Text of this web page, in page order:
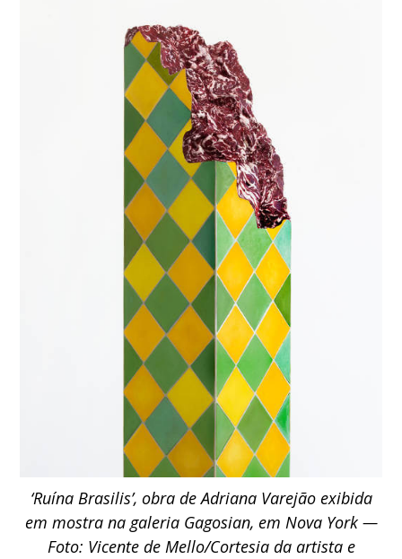
‘Ruína Brasilis’, obra de Adriana Varejão exibida
em mostra na galeria Gagosian, em Nova York —
Foto: Vicente de Mello/Cortesia da artista e